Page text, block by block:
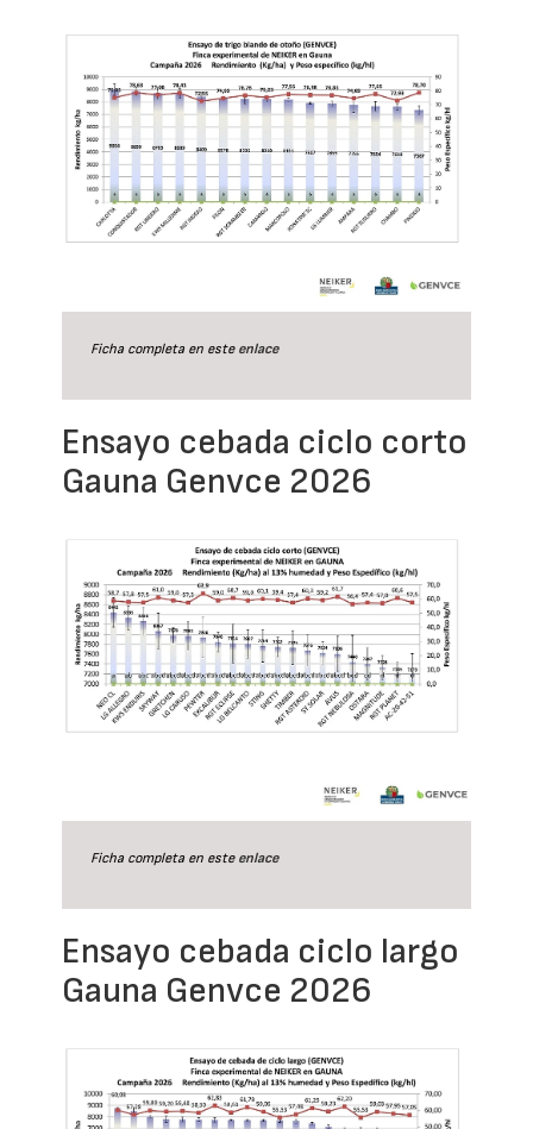
Ficha completa en este enlace
Ensayo cebada ciclo corto
Gauna Genvce 2026
Ficha completa en este enlace
Ensayo cebada ciclo largo
Gauna Genvce 2026